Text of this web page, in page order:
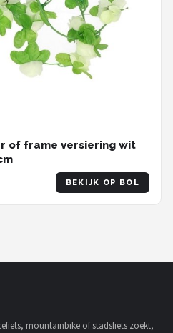
of frame versiering wit
BEKIJK OP BOL
mountainbike of stadsfiets zoekt,